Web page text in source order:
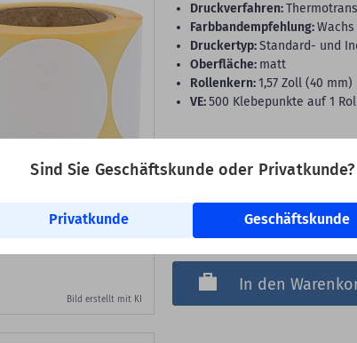
Sind Sie Geschäftskunde oder Privatkunde?
Privatkunde Geschäftskunde
Bild erstellt mit KI
Druckverfahren:
Farbbandempfehlung:Wachs
Druckertyp:Standard- und
Oberfläche: matt
Rollenkern:1,57 Zoll (40 mm)
VE:500 Klebepunkte auf 1
Versandkosteninfo
Lieferbar sofort ab Lager
In den